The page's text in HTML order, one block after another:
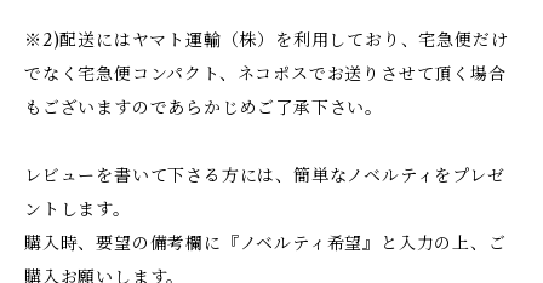
※2)配送にはヤマト運輸（株）を利用しており、宅急便だけ
でなく宅急便コンパクト、ネコポスでお送りさせて頂く場合
もございますのであらかじめご了承下さい。
レビューを書いて下さる方には、簡単なノベルティをプレゼ
ントします。
購入時、要望の備考欄に『ノベルティ希望』と入力の上、ご
購入お願いします。